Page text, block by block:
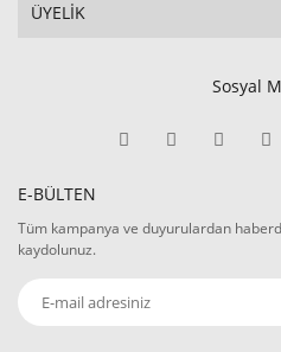
ÜYELİK
Sosyal
E-BÜLTEN
Tüm kampanya ve duyurulardan
kaydolunuz.